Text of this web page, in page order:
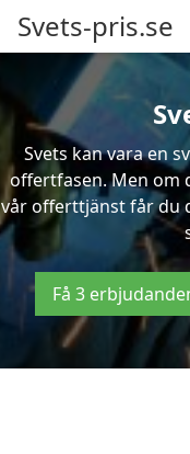
Svets-pris.se
Svets kan vara en
offertfasen. Men om
vår offerttjänst får du
Få 3